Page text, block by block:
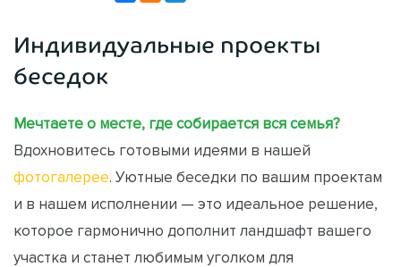
Индивидуальные проекты
беседок
Мечтаете о месте, где собирается вся семья?
Вдохновитесь готовыми идеями в нашей
фотогалерее. Уютные беседки по вашим проектам
и в нашем исполнении — это идеальное решение,
которое гармонично дополнит ландшафт вашего
участка и станет любимым уголком для